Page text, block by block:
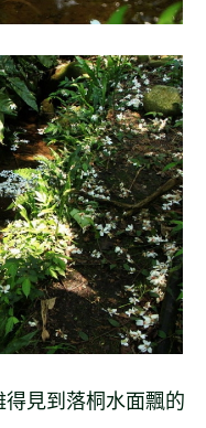
見到落桐水面飄的